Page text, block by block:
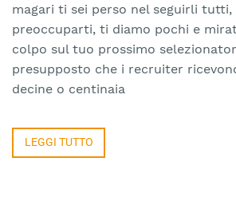
magari ti sei perso nel seguirli tutti,
preoccuparti, ti diamo pochi e
colpo sul tuo prossimo
presupposto che i recruiter
decine o centinaia
LEGGI TUTTO